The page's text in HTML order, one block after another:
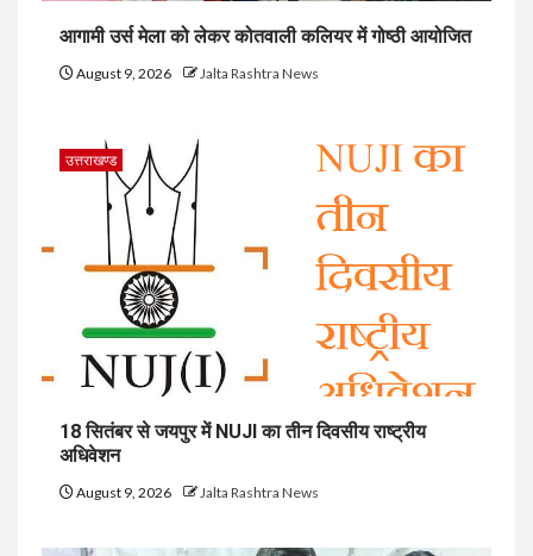
आगामी उर्स मेला को लेकर कोतवाली कलियर में गोष्ठी आयोजित
August 9, 2026 Jalta Rashtra News
उत्तराखण्ड
18 सितंबर से जयपुर में NUJI का तीन दिवसीय राष्ट्रीय
अधिवेशन
August 9, 2026 Jalta Rashtra News